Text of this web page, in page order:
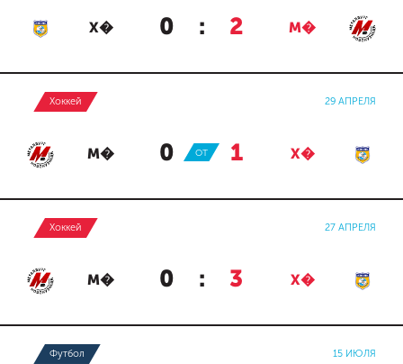
Х� 0 : 2 М�
Хоккей 29 АПРЕЛЯ
М� 0 : 1 Х�
ОТ
Хоккей 27 АПРЕЛЯ
М� 0 : 3 Х�
Футбол 15 ИЮЛЯ